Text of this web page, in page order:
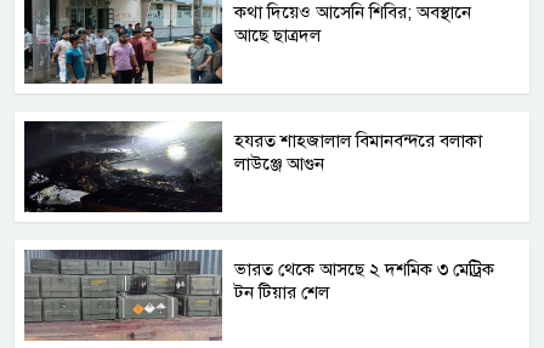
কথা দিয়েও আসেনি শিবির; অবস্থানে
আছে ছাত্রদল
হযরত শাহজালাল বিমানবন্দরে বলাকা
লাউঞ্জে আগুন
ভারত থেকে আসছে ২ দশমিক ৩ মেট্রিক
টন টিয়ার শেল